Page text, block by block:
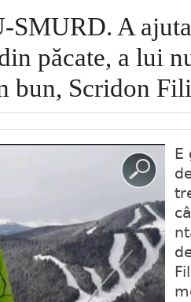
SMURD. A
păcate, a lui
bun, Scridon
E